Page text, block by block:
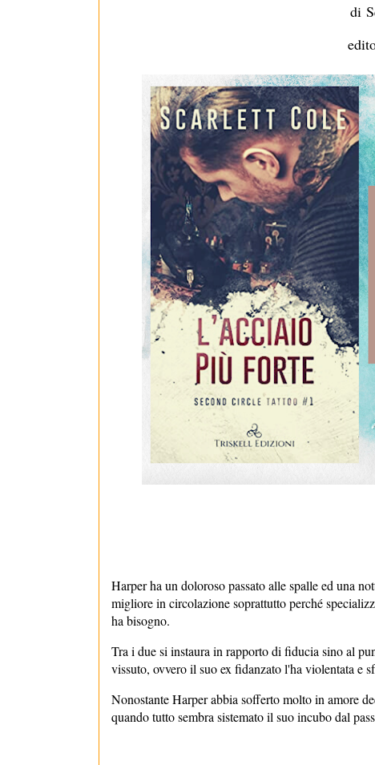
di
Harper ha un doloroso passato alle spalle ed una
migliore in circolazione soprattutto perché
ha bisogno.
Tra i due si instaura in rapporto di fiducia sino al
vissuto, ovvero il suo ex fidanzato l'ha violentata e
Nonostante Harper abbia sofferto molto in amore
quando tutto sembra sistemato il suo incubo dal